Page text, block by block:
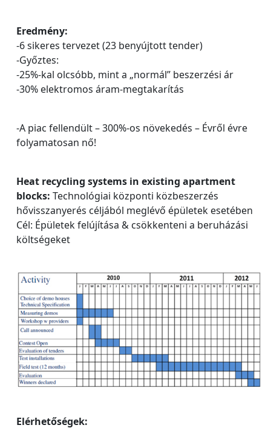
Eredmény:
-6 sikeres tervezet (23 benyújtott tender)
-Győztes:
-25%-kal olcsóbb, mint a „normál” beszerzési ár
-30% elektromos áram-megtakarítás
-A piac fellendült – 300%-os növekedés – Évről évre
folyamatosan nő!
Heat recycling systems in existing apartment
blocks: Technológiai központi közbeszerzés
hővisszanyerés céljából meglévő épületek esetében
Cél: Épületek felújítása & csökkenteni a beruházási
költségeket
Elérhetőségek: